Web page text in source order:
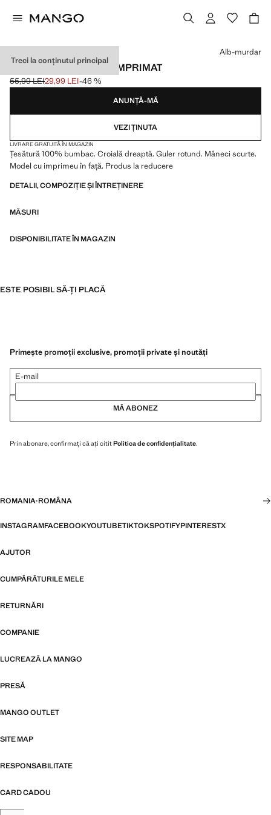
Treci la conținutul principal
TRICOU DIN BUMBAC IMPRIMAT
Preț inițial tăiat [55,99 LEI ]
55,99 LEI
Preț actual [29,99 LEI ]
29,99 LEI-46 %
Selectează o culoare
Alb-murdar
ANUNȚĂ-MĂ
VEZI ȚINUTA
LIVRARE GRATUITĂ ÎN MAGAZIN
Țesătură 100% bumbac. Croială dreaptă. Guler rotund. Mâneci scurte.
Model cu imprimeu în față. Produs la reducere
DETALII, COMPOZIȚIE ȘI ÎNTREȚINERE
MĂSURI
DISPONIBILITATE ÎN MAGAZIN
ESTE POSIBIL SĂ-ȚI PLACĂ
Primește promoții exclusive, promoții private și noutăți
E-mail
MĂ ABONEZ
Prin abonare, confirmați că ați cititPolitica de confidențialitate.
ROMANIA·ROMÂNA
INSTAGRAMFACEBOOKYOUTUBETIKTOKSPOTIFYPINTERESTX
AJUTOR
CUMPĂRĂTURILE MELE
RETURNĂRI
COMPANIE
LUCREAZĂ LA MANGO
PRESĂ
MANGO OUTLET
SITE MAP
RESPONSABILITATE
CARD CADOU